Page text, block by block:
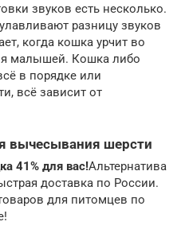
звуков есть несколько.
разницу звуков
когда кошка урчит во
малышей. Кошка либо
в порядке или
всё зависит от
вычесывания шерсти
41% для вас!Альтернатива
доставка по России.
для питомцев по